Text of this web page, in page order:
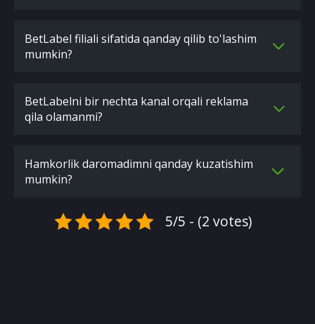
BetLabel filiali sifatida qanday qilib to'lashim
mumkin?
BetLabelni bir nechta kanal orqali reklama
qila olamanmi?
Hamkorlik daromadimni qanday kuzatishim
mumkin?
5/5 - (2 votes)